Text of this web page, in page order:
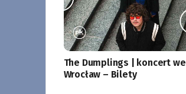
The Dumplings | koncert we
Wrocław – Bilety